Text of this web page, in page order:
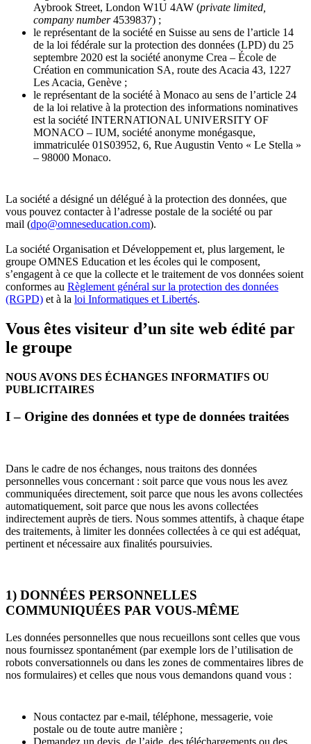
Aybrook Street, London W1U 4AW (private limited,
company number4539837) ;
le représentant de la société en Suisse au sens de l’article 14
de la loi fédérale sur la protection des données (LPD) du 25
septembre 2020 est la société anonyme Crea – École de
Création en communication SA, route des Acacia 43, 1227
Les Acacia, Genève ;
le représentant de la société à Monaco au sens de l’article 24
de la loi relative à la protection des informations nominatives
est la société INTERNATIONAL UNIVERSITY OF
MONACO – IUM, société anonyme monégasque,
immatriculée 01S03952, 6, Rue Augustin Vento « Le Stella »
– 98000 Monaco.
La société a désigné un délégué à la protection des données, que
vous pouvez contacter à l’adresse postale de la société ou par
mail (dpo@omneseducation.com).
La société Organisation et Développement et, plus largement, le
groupe OMNES Education et les écoles qui le composent,
s’engagent à ce que la collecte et le traitement de vos données soient
conformes au Règlement général sur la protection des données
(RGPD) et à la loi Informatiques et Libertés.
Vous êtes visiteur d’un site web édité par
le groupe
NOUS AVONS DES ÉCHANGES INFORMATIFS OU
PUBLICITAIRES
I – Origine des données et type de données traitées
Dans le cadre de nos échanges, nous traitons des données
personnelles vous concernant : soit parce que vous nous les avez
communiquées directement, soit parce que nous les avons collectées
automatiquement, soit parce que nous les avons collectées
indirectement auprès de tiers. Nous sommes attentifs, à chaque étape
des traitements, à limiter les données collectées à ce qui est adéquat,
pertinent et nécessaire aux finalités poursuivies.
1) DONNÉES PERSONNELLES
COMMUNIQUÉES PAR VOUS-MÊME
Les données personnelles que nous recueillons sont celles que vous
nous fournissez spontanément (par exemple lors de l’utilisation de
robots conversationnels ou dans les zones de commentaires libres de
nos formulaires) et celles que nous vous demandons quand vous :
Nous contactez par e-mail, téléphone, messagerie, voie
postale ou de toute autre manière ;
Demandez un devis, de l’aide, des téléchargements ou des